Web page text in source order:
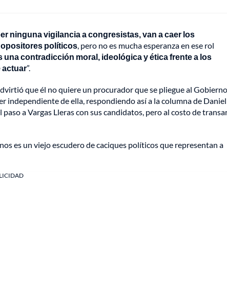
ninguna vigilancia a congresistas, van a caer los
opositores políticos, pero no es mucha esperanza en ese rol
una contradicción moral, ideológica y ética frente a los
actuar”.
que él no quiere un procurador que se pliegue al
independiente de ella, respondiendo así a la columna de Daniel
a Vargas Lleras con sus candidatos, pero al costo de
es un viejo escudero de caciques políticos que representan a